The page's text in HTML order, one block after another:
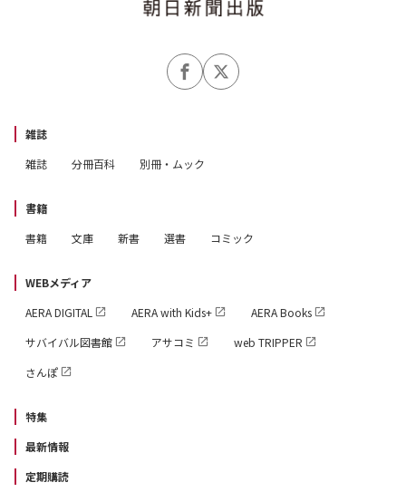
雑誌
雑誌
分冊百科 別冊・ムック
書籍
書籍
文庫 新書 選書 コミック
WEBメディア
AERA DIGITAL
AERA with Kids+
AERA Books
サバイバル図書館
アサコミ
web TRIPPER
さんぽ
特集
最新情報
定期購読